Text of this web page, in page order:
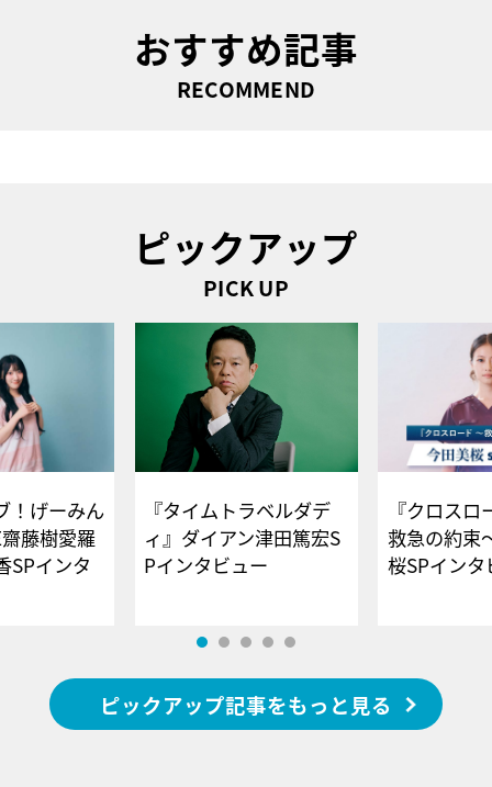
おすすめ記事
RECOMMEND
ピックアップ
PICK UP
！げーみん
藤樹愛羅
SPインタ
『タイムトラベルダデ
ィ』ダイアン津田篤宏S
Pインタビュー
『クロス
救急の約束
桜SPイ
ピックアップ記事をもっと見る